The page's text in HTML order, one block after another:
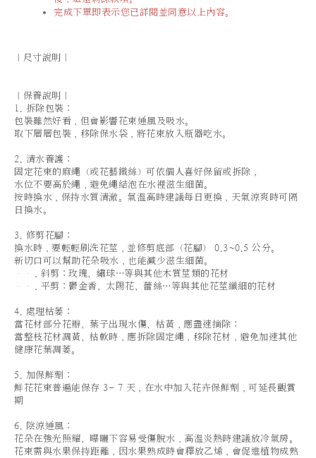
完成下單即表示您已詳閱並同意以上內容。
｜尺寸說明｜
｜保養說明｜
1. 拆除包裝：
包裝雖然好看，但會影響花束通風及吸水。
取下層層包裝，移除保水袋，將花束放入瓶器吃水。
2. 清水養護：
固定花束的麻繩（或花藝鐵絲）可依個人喜好保留或拆除，
水位不要高於繩，避免繩結泡在水裡滋生細菌。
按時換水，保持水質清澈。氣溫高時建議每日更換，天氣涼爽時可隔
日換水。
3. 修剪花腳：
換水時，要輕輕刷洗花莖，並修剪底部（花腳） 0.3~0.5 公分。
新切口可以幫助花朵吸水，也能減少滋生細菌。
．斜剪：玫瑰、繡球…等與其他木質莖類的花材
．平剪：鬱金香、太陽花、蕾絲…等與其他花莖纖細的花材
4. 處理枯萎：
當花材部分花瓣、葉子出現水傷、枯黃，應盡速摘除；
當整枝花材凋黃、枯軟時，應拆除固定繩，移除花材，避免加速其他
健康花葉凋萎。
5. 加保鮮劑：
鮮花花束普遍能保存 3- 7 天，在水中加入花卉保鮮劑，可延長觀賞
期
6. 陰涼通風：
花朵在強光照耀、曝曬下容易受傷脫水，高溫炎熱時建議放冷氣房。
花束需與水果保持距離，因水果熟成時會釋放乙烯，會促進植物成熟